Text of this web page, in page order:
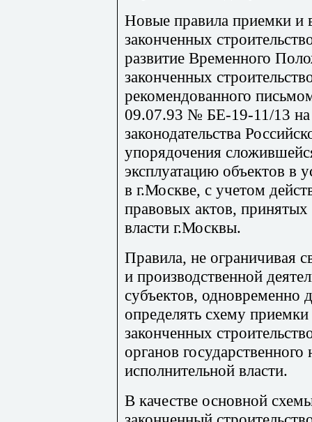
Новые правила приемки и
законченных
развитие Временного
законченных
рекомендованного
09.07.93 № БЕ-19-11/13 на
законодательства
упорядочения
эксплуатацию объектов в
в г.Москве, с учетом
правовых актов,
власти г.Москвы.
Правила, не ограничивая
и производственной
субъектов, одновременно
определять схему
законченных
органов
исполнительной власти.
В качестве основной